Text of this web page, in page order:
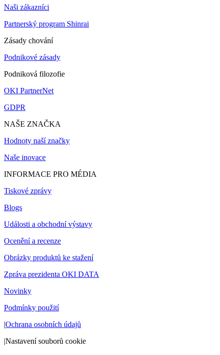
Naši zákazníci
Partnerský program Shinrai
Zásady chování
Podnikové zásady
Podniková filozofie
OKI PartnerNet
GDPR
NAŠE ZNAČKA
Hodnoty naší značky
Naše inovace
INFORMACE PRO MÉDIA
Tiskové zprávy
Blogs
Události a obchodní výstavy
Ocenění a recenze
Obrázky produktů ke stažení
Zpráva prezidenta OKI DATA
Novinky
Podmínky použití
|Ochrana osobních údajů
|Nastavení souborů cookie